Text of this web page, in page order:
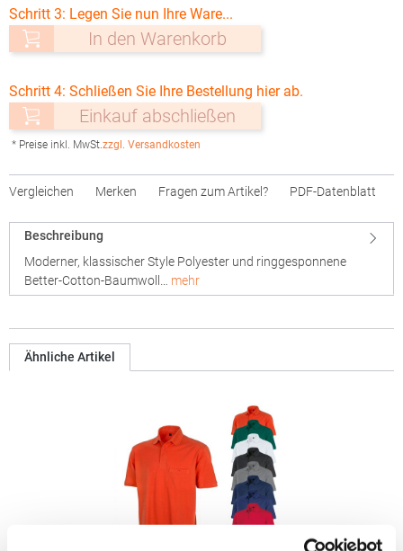
Schritt 3: Legen Sie nun Ihre Ware...
In den Warenkorb
Schritt 4: Schließen Sie Ihre Bestellung hier ab.
Einkauf abschließen
* Preise inkl. MwSt.zzgl. Versandkosten
Vergleichen Merken Fragen zum Artikel? PDF-Datenblatt
Beschreibung
Moderner, klassischer Style Polyester und ringgesponnene
Better-Cotton-Baumwoll… mehr
Ähnliche Artikel